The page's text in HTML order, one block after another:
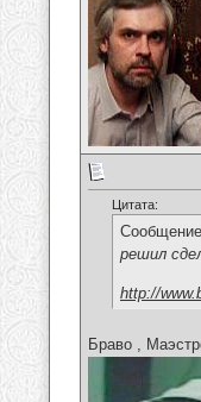
Цитата:
решил
http://
Браво ,